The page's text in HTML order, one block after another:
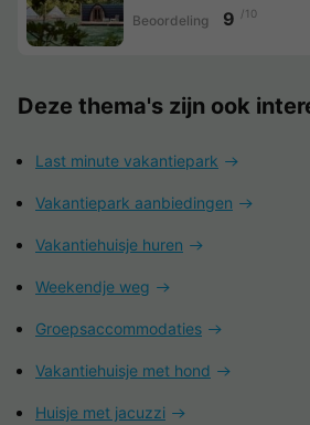
Beoordeling 9 /10
Deze thema's zijn ook
Last minute vakantiepark
Vakantiepark aanbiedingen
Vakantiehuisje huren
Weekendje weg
Groepsaccommodaties
Vakantiehuisje met hond
Huisje met jacuzzi